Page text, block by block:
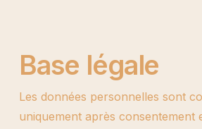
Base légale
Les données personnelles sont
uniquement après consentement